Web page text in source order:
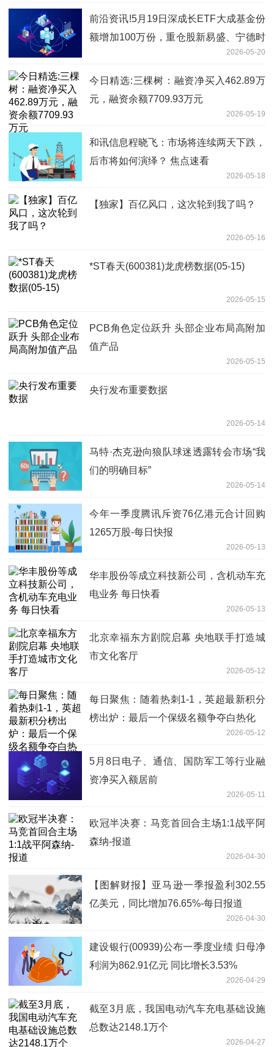
前沿资讯!5月19日深成长ETF大成基金份
额增加100万份，重仓股新易盛、宁德时
2026-05-20
今日精选:三棵树：融资净买入462.89万
元，融资余额7709.93万元
2026-05-19
和讯信息程晓飞：市场将连续两天下跌，
后市将如何演绎？ 焦点速看
2026-05-18
【独家】百亿风口，这次轮到我了吗？
2026-05-16
*ST春天(600381)龙虎榜数据(05-15)
2026-05-15
PCB角色定位跃升 头部企业布局高附加
值产品
2026-05-15
央行发布重要数据
2026-05-14
马特·杰克逊向狼队球迷透露转会市场“我
们的明确目标”
2026-05-14
今年一季度腾讯斥资76亿港元合计回购
1265万股-每日快报
2026-05-13
华丰股份等成立科技新公司，含机动车充
电业务 每日快看
2026-05-13
北京幸福东方剧院启幕 央地联手打造城
市文化客厅
2026-05-12
每日聚焦：随着热刺1-1，英超最新积分
榜出炉：最后一个保级名额争夺白热化
2026-05-12
5月8日电子、通信、国防军工等行业融
资净买入额居前
2026-05-11
欧冠半决赛：马竞首回合主场1:1战平阿
森纳-报道
2026-04-30
【图解财报】亚马逊一季报盈利302.55
亿美元，同比增加76.65%-每日报道
2026-04-30
建设银行(00939)公布一季度业绩 归母净
利润为862.91亿元 同比增长3.53%
2026-04-29
截至3月底，我国电动汽车充电基础设施
总数达2148.1万个
2026-04-27